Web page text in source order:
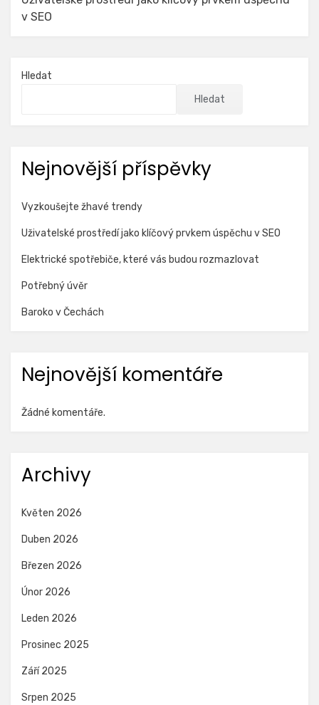
v SEO
Hledat
Hledat
Nejnovější příspěvky
Vyzkoušejte žhavé trendy
Uživatelské prostředí jako klíčový prvkem úspěchu v SEO
Elektrické spotřebiče, které vás budou rozmazlovat
Potřebný úvěr
Baroko v Čechách
Nejnovější komentáře
Žádné komentáře.
Archivy
Květen 2026
Duben 2026
Březen 2026
Únor 2026
Leden 2026
Prosinec 2025
Září 2025
Srpen 2025